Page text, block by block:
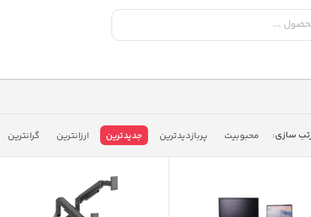
سازی: محبوبیت پربازدیدترین جدیدترین ارزانترین گرانترین